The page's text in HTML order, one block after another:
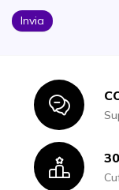
Invia
Icon
Icon